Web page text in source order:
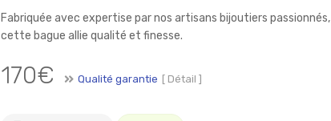
Fabriquée avec expertise par nos artisans bijoutiers passionnés,
cette bague allie qualité et finesse.
170€ Qualité garantie [ Détail ]